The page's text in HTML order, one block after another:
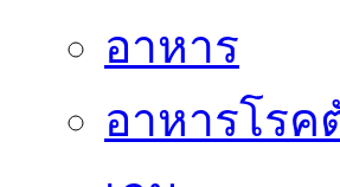
อาหาร
อาหารโรค